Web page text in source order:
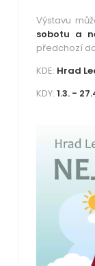
Výstavu
sobotu a
předchozí
KDE: Hrad
KDY: 1.3. -